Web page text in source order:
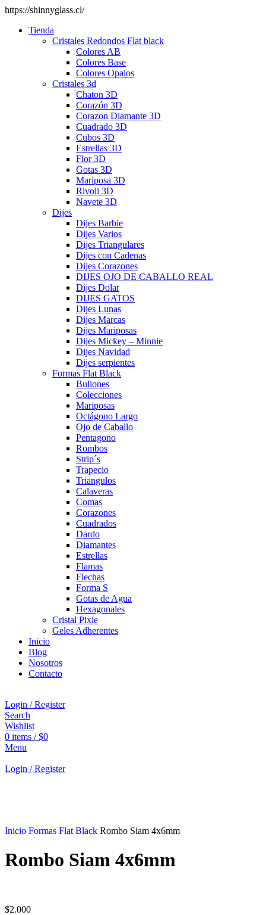
https://shinnyglass.cl/
Tienda
Cristales Redondos Flat black
Colores AB
Colores Base
Colores Opalos
Cristales 3d
Chaton 3D
Corazón 3D
Corazon Diamante 3D
Cuadrado 3D
Cubos 3D
Estrellas 3D
Flor 3D
Gotas 3D
Mariposa 3D
Rivoli 3D
Navete 3D
Dijes
Dijes Barbie
Dijes Varios
Dijes Triangulares
Dijes con Cadenas
Dijes Corazones
DIJES OJO DE CABALLO REAL
Dijes Dolar
DIJES GATOS
Dijes Lunas
Dijes Marcas
Dijes Mariposas
Dijes Mickey – Minnie
Dijes Navidad
Dijes serpientes
Formas Flat Black
Buliones
Colecciones
Mariposas
Octágono Largo
Ojo de Caballo
Pentagono
Rombos
Strip´s
Trapecio
Triangulos
Calaveras
Comas
Corazones
Cuadrados
Dardo
Diamantes
Estrellas
Flamas
Flechas
Forma S
Gotas de Agua
Hexagonales
Cristal Pixie
Geles Adherentes
Inicio
Blog
Nosotros
Contacto
Login / Register
Search
Wishlist
0 items / $0
Menu
Login / Register
Inicio Formas Flat Black Rombo Siam 4x6mm
Rombo Siam 4x6mm
$2.000